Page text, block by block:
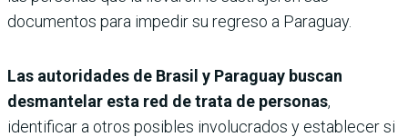
documentos para impedir su regreso a Paraguay.
Las autoridades de Brasil y Paraguay buscan
desmantelar esta red de trata de personas,
identificar a otros posibles involucrados y establecer si